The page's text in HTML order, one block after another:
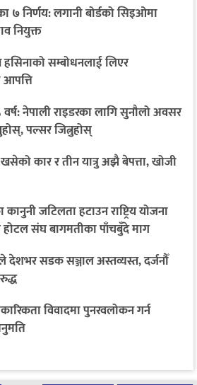
७ निर्णय: लगानी बोर्डको सिइओमा
नियुक्त
सम्बोधनलाई लिएर
नेपाली राइडरका लागि सुनौलो अवसर
पल्सर जित्नुहोस्
कार र तीन यात्रु अझै बेपत्ता, खोजी
कानुनी जटिलता हटाउन राष्ट्रिय योजना
संघ बागमतीका पाँचबुँदे माग
देशभर सडक सञ्जाल अस्तव्यस्त, दर्जनौँ
विवादमा पुनरवलोकन गर्न